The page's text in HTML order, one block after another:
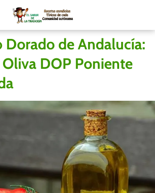
Dorado de Andalucía:
DOP Poniente